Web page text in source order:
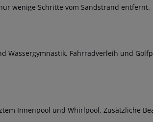
wenige Schritte vom Sandstrand entfernt.
Wassergymnastik. Fahrradverleih und
Innenpool und Whirlpool. Zusätzliche